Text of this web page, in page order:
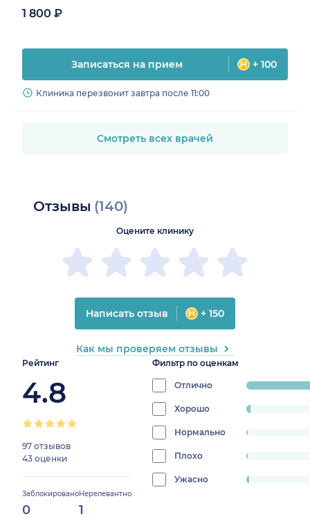
1 800 ₽
Записаться на прием + 100
Клиника перезвонит завтра после 11:00
Смотреть всех врачей
Отзывы (140)
Рейтинг
4.8
97 отзывов
43 оценки
Заблокировано
0
Нерелевантно
1
Фильтр по оценкам
Отлично
progress:
95%
Хорошо
2.142857142857143%
Нормально
0.7142857142857143%
Плохо
progress:
0.7142857142857143%
Ужасно
1.4285714285714286%
Оцените клинику
Написать отзыв + 150
Как мы проверяем отзывы